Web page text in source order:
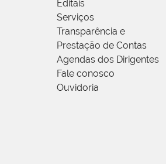
Editais
Serviços
Transparência e
Prestação de Contas
Agendas dos Dirigentes
Fale conosco
Ouvidoria